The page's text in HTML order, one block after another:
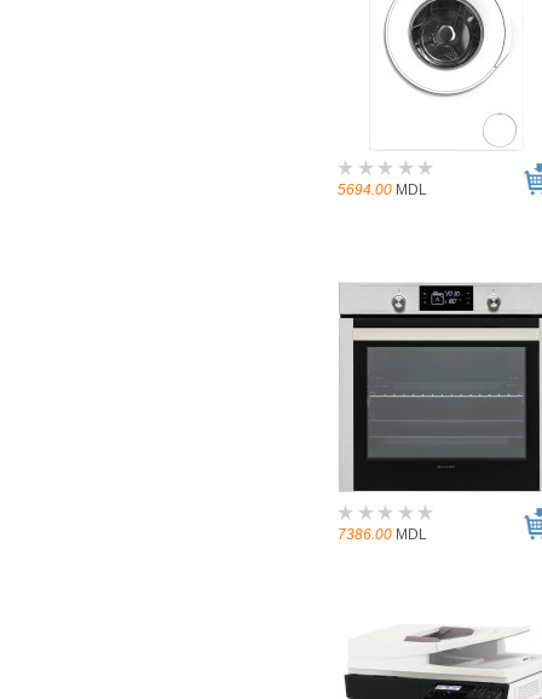
5694.00 MDL
7386.00 MDL